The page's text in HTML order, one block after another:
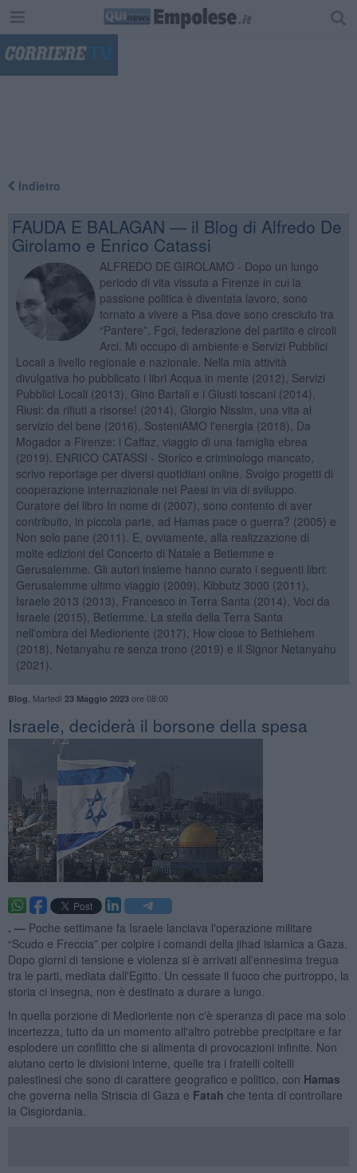
Indietro
FAUDA E BALAGAN — il Blog di Alfredo De
Girolamo e Enrico Catassi
ALFREDO DE GIROLAMO - Dopo un lungo
periodo di vita vissuta a Firenze in cui la
passione politica è diventata lavoro, sono
tornato a vivere a Pisa dove sono cresciuto tra
“Pantere”, Fgci, federazione del partito e circoli
Arci. Mi occupo di ambiente e Servizi Pubblici
Locali a livello regionale e nazionale. Nella mia attività
divulgativa ho pubblicato i libri Acqua in mente (2012), Servizi
Pubblici Locali (2013), Gino Bartali e i Giusti toscani (2014),
Riusi: da rifiuti a risorse! (2014), Giorgio Nissim, una vita al
servizio del bene (2016), SosteniAMO l'energia (2018), Da
Mogador a Firenze: i Caffaz, viaggio di una famiglia ebrea
(2019). ENRICO CATASSI - Storico e criminologo mancato,
scrivo reportage per diversi quotidiani online. Svolgo progetti di
cooperazione internazionale nei Paesi in via di sviluppo.
Curatore del libro In nome di (2007), sono contento di aver
contribuito, in piccola parte, ad Hamas pace o guerra? (2005) e
Non solo pane (2011). E, ovviamente, alla realizzazione di
molte edizioni del Concerto di Natale a Betlemme e
Gerusalemme. Gli autori insieme hanno curato i seguenti libri:
Gerusalemme ultimo viaggio (2009), Kibbutz 3000 (2011),
Israele 2013 (2013), Francesco in Terra Santa (2014). Voci da
Israele (2015), Betlemme. La stella della Terra Santa
nell'ombra del Medioriente (2017), How close to Bethlehem
(2018), Netanyahu re senza trono (2019) e Il Signor Netanyahu
(2021).
Blog Martedì 23 Maggio 2023ore 08:00
Israele, deciderà il borsone della spesa
. — Poche settimane fa Israele lanciava l'operazione militare
“Scudo e Freccia” per colpire i comandi della jihad islamica a Gaza.
Dopo giorni di tensione e violenza si è arrivati all'ennesima tregua
tra le parti, mediata dall'Egitto. Un cessate il fuoco che purtroppo, la
storia ci insegna, non è destinato a durare a lungo.
In quella porzione di Medioriente non c'è speranza di pace ma solo
incertezza, tutto da un momento all'altro potrebbe precipitare e far
esplodere un conflitto che si alimenta di provocazioni infinite. Non
aiutano certo le divisioni interne, quelle tra i fratelli coltelli
palestinesi che sono di carattere geografico e politico, con Hamas
che governa nella Striscia di Gaza e Fatah che tenta di controllare
la Cisgiordania.